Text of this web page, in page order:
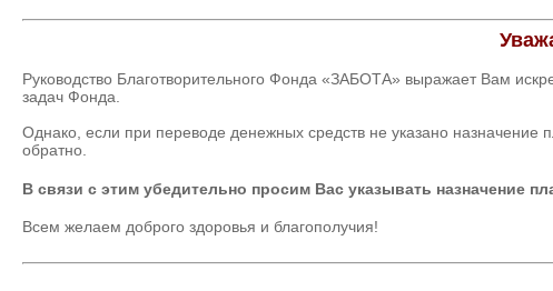
Руководство Благотворительного Фонда «ЗАБОТА» выражает Вам
задач Фонда.
Однако, если при переводе денежных средств не указано
обратно.
В связи с этим убедительно просим Вас указывать назначение
Всем желаем доброго здоровья и благополучия!